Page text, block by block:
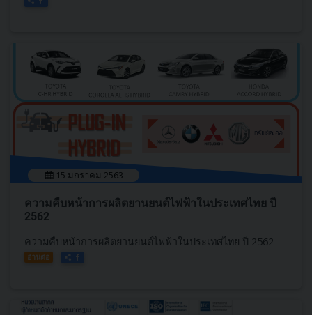
15 มกราคม 2563
ความคืบหน้าการผลิตยานยนต์ไฟฟ้าในประเทศไทย ปี
2562
ความคืบหน้าการผลิตยานยนต์ไฟฟ้าในประเทศไทย ปี 2562
อ่านต่อ